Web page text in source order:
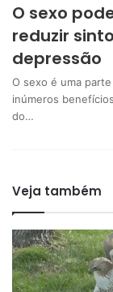
O sexo
reduzir
depressão
O sexo é uma
inúmeros
do…
Veja também